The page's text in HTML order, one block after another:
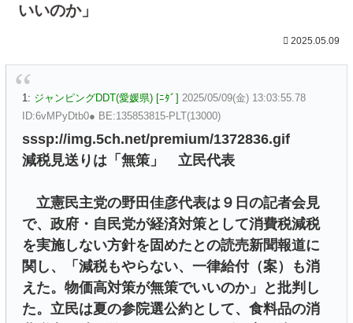
いいのか」
2025.05.09
1: ジャンピングDDT(愛媛県) [ﾆﾀﾞ] 2025/05/09(金) 13:03:55.78
ID:6vMPyDtb0● BE:135853815-PLT(13000)
sssp://img.5ch.net/premium/1372836.gif
減税見送りは「無策」 立民代表
立憲民主党の野田佳彦代表は９日の記者会見
で、政府・自民党が経済対策として消費税減税
を実施しない方針を固めたとの読売新聞報道に
関し、「減税もやらない、一律給付（案）も消
えた。物価高対策が無策でいいのか」と批判し
た。立民は夏の参院選公約として、食料品の消